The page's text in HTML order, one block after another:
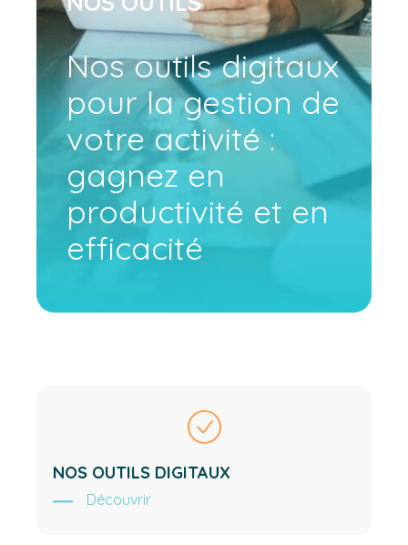
Nos outils digitaux
pour la gestion de
votre activité :
gagnez en
productivité et en
efficacité
NOS OUTILS DIGITAUX
Découvrir